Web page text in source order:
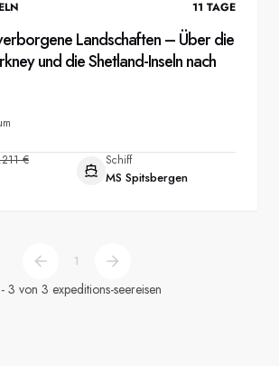
11 TAGE
Landschaften – Über die
und die Shetland-Inseln nach
€ Schiff
MS Spitsbergen
1
3 von 3 expeditions-seereisen